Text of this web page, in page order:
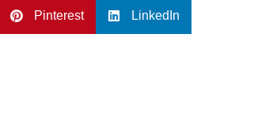
Pinterest LinkedIn